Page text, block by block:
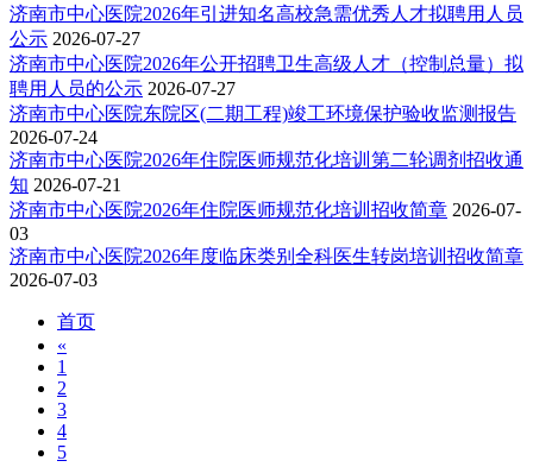
济南市中心医院2026年引进知名高校急需优秀人才拟聘用人员
公示 2026-07-27
济南市中心医院2026年公开招聘卫生高级人才（控制总量）拟
聘用人员的公示 2026-07-27
济南市中心医院东院区(二期工程)竣工环境保护验收监测报告
2026-07-24
济南市中心医院2026年住院医师规范化培训第二轮调剂招收通
知 2026-07-21
济南市中心医院2026年住院医师规范化培训招收简章 2026-07-
03
济南市中心医院2026年度临床类别全科医生转岗培训招收简章
2026-07-03
首页
«
1
2
3
4
5